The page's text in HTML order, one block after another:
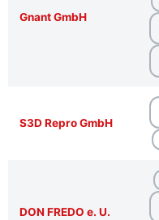
Gnant GmbH
S3D Repro GmbH
DON FREDO e. U.